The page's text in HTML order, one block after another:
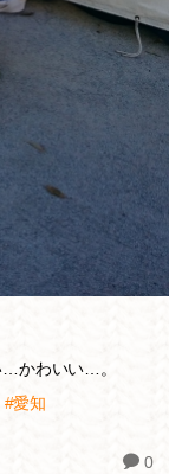
かわいい…。
#愛知
0